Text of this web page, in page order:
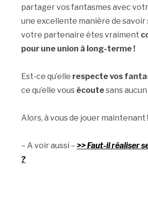
partager vos fantasmes avec
une excellente manière de savoir
votre partenaire êtes vraiment
pour une union à long-terme !
Est-ce qu’elle respecte vos
ce qu’elle vous écoutesans
Alors, à vous de jouer maintenant !
– A voir aussi –>> Faut-il réaliser
?